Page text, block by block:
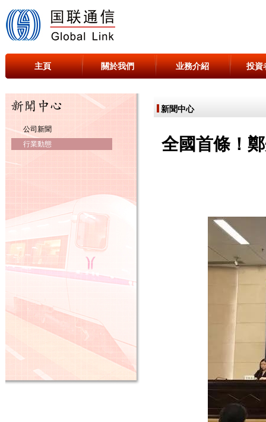
主頁 關於我們 业務介紹 投資
公司新聞
行業動態
新聞中心
全國首條！